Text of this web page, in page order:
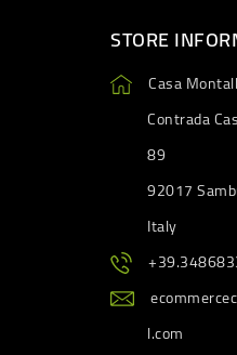
STORE
Casa
Contrada
89
92017
Italy
l.com